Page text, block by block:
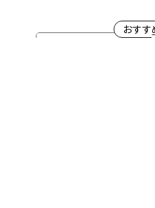
おすす